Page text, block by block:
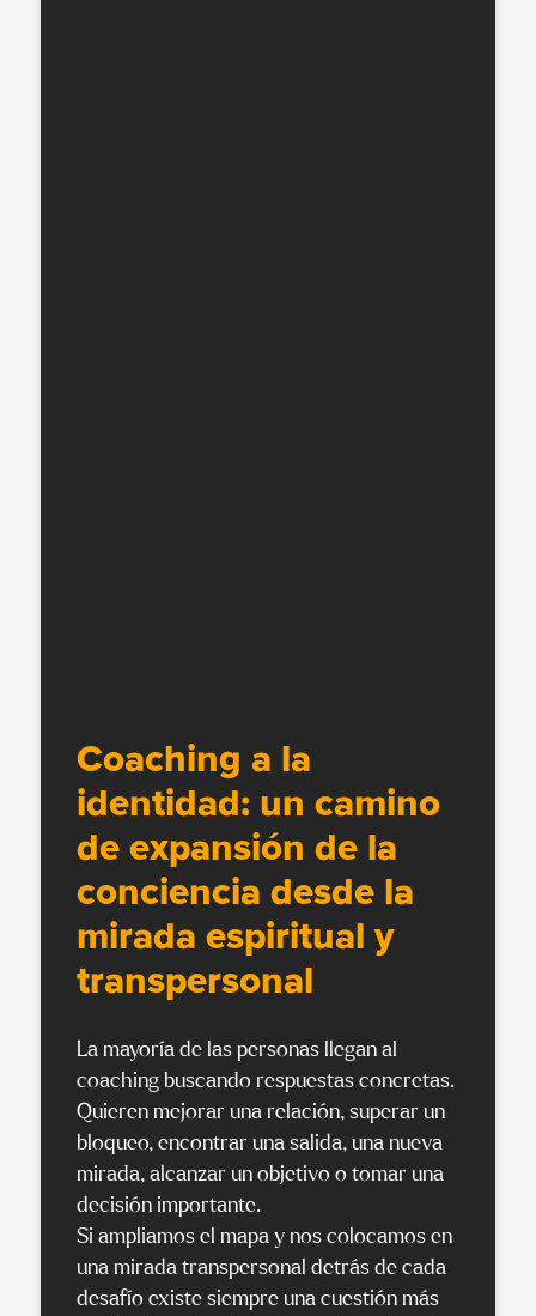
Coaching a la
identidad: un camino
de expansión de la
conciencia desde la
mirada espiritual y
transpersonal
La mayoría de las personas llegan al
coaching buscando respuestas concretas.
Quieren mejorar una relación, superar un
bloqueo, encontrar una salida, una nueva
mirada, alcanzar un objetivo o tomar una
decisión importante.
Si ampliamos el mapa y nos colocamos en
una mirada transpersonal detrás de cada
desafío existe siempre una cuestión más